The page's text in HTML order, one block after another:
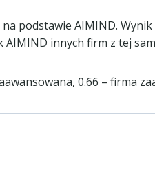
podstawie AIMIND.
innych firm z tej
0.66 – firma